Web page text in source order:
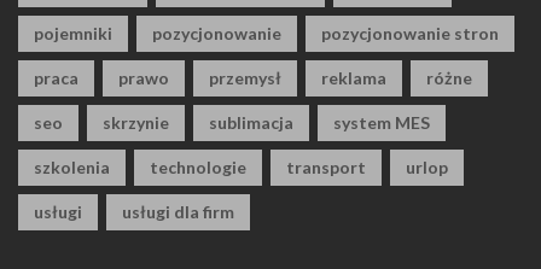
pojemniki pozycjonowanie pozycjonowanie stron
praca prawo przemysł reklama różne
seo skrzynie sublimacja system MES
szkolenia technologie transport urlop
usługi usługi dla firm